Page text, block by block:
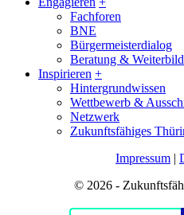
Fachforen
BNE
Bürgermeisterdialog
Beratung &
Inspirieren +
Hintergrundwissen
Wettbewerb &
Netzwerk
Zukunftsfähiges
Impressum |
© 2026 -